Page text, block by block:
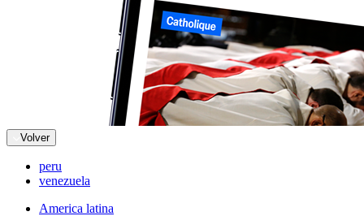
Volver
peru
venezuela
America latina